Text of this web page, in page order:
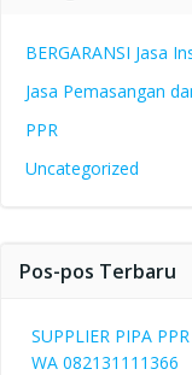
BERGARANSI Jasa
Jasa Pemasangan
PPR
Uncategorized
Pos-pos Terbaru
SUPPLIER PIPA
WA 082131111366